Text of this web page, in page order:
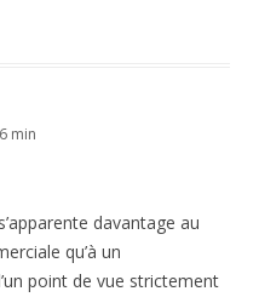
min
davantage au
qu’à un
point de vue strictement